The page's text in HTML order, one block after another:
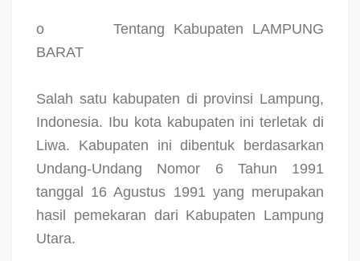
o
Tentang Kabupaten LAMPUNG
BARAT
Salah satu kabupaten di provinsi Lampung,
Indonesia. Ibu kota kabupaten ini terletak di
Liwa. Kabupaten ini dibentuk berdasarkan
Undang-Undang Nomor 6 Tahun 1991
tanggal 16 Agustus 1991 yang merupakan
hasil pemekaran dari Kabupaten Lampung
Utara.